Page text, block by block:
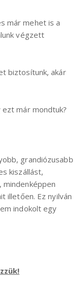
már mehet is a
végzett
biztosítunk, akár
ezt már mondtuk?
grandiózusabb
kiszállást,
mindenképpen
illetően. Ez nyilván
indokolt egy